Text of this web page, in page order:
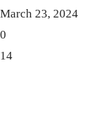
March 23, 2024
0
14